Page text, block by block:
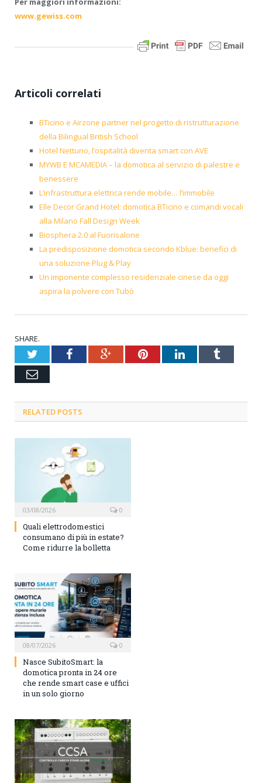
www.gewiss.com
Articoli correlati
BTicino e Airzone partner nel progetto di ristrutturazione
della Bilingual British School
Hotel Nettuno, l’ospitalità diventa smart con AVE
MYWB E MCAMEDIA – la domotica al servizio di palestre e
benessere
L’infrastruttura elettrica rende mobile… l’immobile
Elle Decor Grand Hotel: domotica BTicino e comandi vocali
alla Milano Fall Design Week
Biosphera 2.0 al Fuorisalone
La predisposizione domotica secondo Kblue: benefici di
una soluzione Plug & Play
Un imponente complesso residenziale cinese da oggi
aspira la polvere con Tubò
SHARE.
TwitterFacebookGoogle+PinterestLinkedInTumblr
Email
RELATED POSTS
03/08/2026 0
Quali elettrodomestici
consumano di più in estate?
Come ridurre la bolletta
08/07/2026 0
Nasce SubitoSmart: la
domotica pronta in 24 ore
che rende smart case e uffici
in un solo giorno